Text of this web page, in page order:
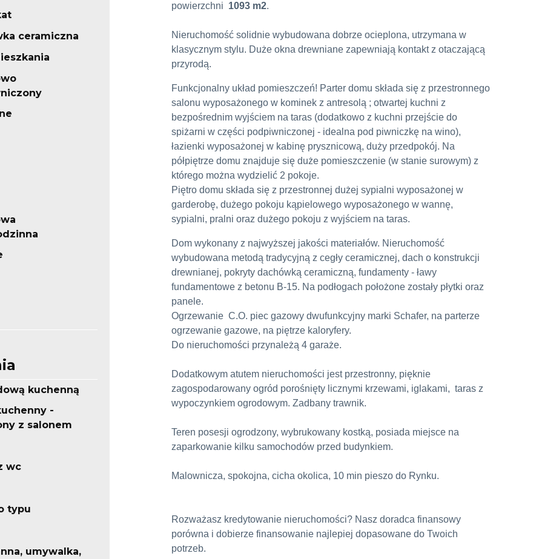
ceramiczna
kuchenną
-
z salonem
wc
typu
umywalka,
powierzchni 1093 m2.
Nieruchomość solidnie wybudowana dobrze ocieplona, utrzymana w
klasycznym stylu. Duże okna drewniane zapewniają kontakt z otaczającą
przyrodą.
Funkcjonalny układ pomieszczeń! Parter domu składa się z przestronnego
salonu wyposażonego w kominek z antresolą ; otwartej kuchni z
bezpośrednim wyjściem na taras (dodatkowo z kuchni przejście do
spiżarni w części podpiwniczonej - idealna pod piwniczkę na wino),
łazienki wyposażonej w kabinę prysznicową, duży przedpokój. Na
półpiętrze domu znajduje się duże pomieszczenie (w stanie surowym) z
którego można wydzielić 2 pokoje.
Piętro domu składa się z przestronnej dużej sypialni wyposażonej w
garderobę, dużego pokoju kąpielowego wyposażonego w wannę,
sypialni, pralni oraz dużego pokoju z wyjściem na taras.
Dom wykonany z najwyższej jakości materiałów. Nieruchomość
wybudowana metodą tradycyjną z cegły ceramicznej, dach o konstrukcji
drewnianej, pokryty dachówką ceramiczną, fundamenty - ławy
fundamentowe z betonu B-15. Na podłogach położone zostały płytki oraz
panele.
Ogrzewanie C.O. piec gazowy dwufunkcyjny marki Schafer, na parterze
ogrzewanie gazowe, na piętrze kaloryfery.
Do nieruchomości przynależą 4 garaże.
Dodatkowym atutem nieruchomości jest przestronny, pięknie
zagospodarowany ogród porośnięty licznymi krzewami, iglakami, taras z
wypoczynkiem ogrodowym. Zadbany trawnik.
Teren posesji ogrodzony, wybrukowany kostką, posiada miejsce na
zaparkowanie kilku samochodów przed budynkiem.
Malownicza, spokojna, cicha okolica, 10 min pieszo do Rynku.
Rozważasz kredytowanie nieruchomości? Nasz doradca finansowy
porówna i dobierze finansowanie najlepiej dopasowane do Twoich
potrzeb.